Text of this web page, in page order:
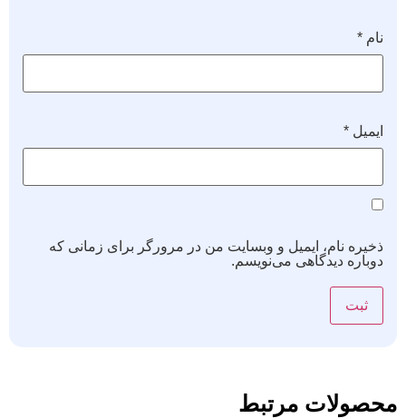
نام *
ایمیل *
ذخیره نام، ایمیل و وبسایت من در مرورگر برای زمانی که
دوباره دیدگاهی می‌نویسم.
محصولات مرتبط